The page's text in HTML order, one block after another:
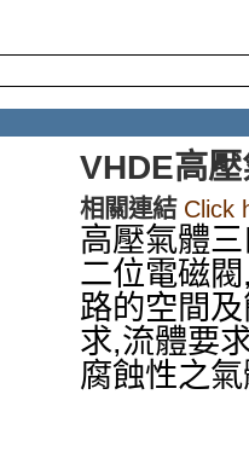
VHDE高
相關連結 Click
高壓氣體
二位電磁
路的空間
求,流體要
腐蝕性之